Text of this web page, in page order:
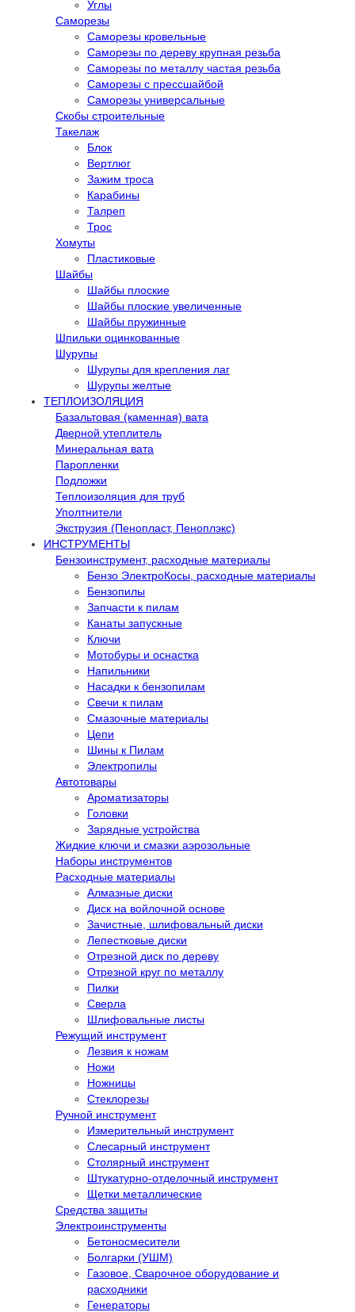
Углы
Саморезы
Саморезы кровельные
Саморезы по дереву крупная резьба
Саморезы по металлу частая резьба
Саморезы с прессшайбой
Саморезы универсальные
Скобы строительные
Такелаж
Блок
Вертлюг
Зажим троса
Карабины
Талреп
Трос
Хомуты
Пластиковые
Шайбы
Шайбы плоские
Шайбы плоские увеличенные
Шайбы пружинные
Шпильки оцинкованные
Шурупы
Шурупы для крепления лаг
Шурупы желтые
ТЕПЛОИЗОЛЯЦИЯ
Базальтовая (каменная) вата
Дверной утеплитель
Минеральная вата
Паропленки
Подложки
Теплоизоляция для труб
Уполтнители
Экструзия (Пенопласт, Пеноплэкс)
ИНСТРУМЕНТЫ
Бензоинструмент, расходные материалы
Бензо ЭлектроКосы, расходные материалы
Бензопилы
Запчасти к пилам
Канаты запускные
Ключи
Мотобуры и оснастка
Напильники
Насадки к бензопилам
Свечи к пилам
Смазочные материалы
Цепи
Шины к Пилам
Электропилы
Автотовары
Ароматизаторы
Головки
Зарядные устройства
Жидкие ключи и смазки аэрозольные
Наборы инструментов
Расходные материалы
Алмазные диски
Диск на войлочной основе
Зачистные, шлифовальный диски
Лепестковые диски
Отрезной диск по дереву
Отрезной круг по металлу
Пилки
Сверла
Шлифовальные листы
Режущий инструмент
Лезвия к ножам
Ножи
Ножницы
Стеклорезы
Ручной инструмент
Измерительный инструмент
Слесарный инструмент
Столярный инструмент
Штукатурно-отделочный инструмент
Щетки металлические
Средства защиты
Электроинструменты
Бетоносмесители
Болгарки (УШМ)
Газовое, Сварочное оборудование и
расходники
Генераторы